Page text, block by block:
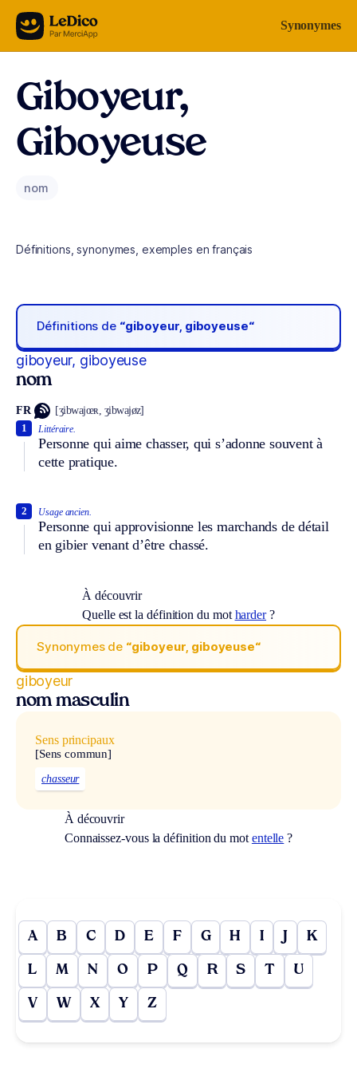
Aller au contenu Synonymes
Giboyeur,
Giboyeuse
nom
Définitions, synonymes, exemples en français
Définitions de “giboyeur, giboyeuse“
giboyeur, giboyeuse
nom
FR [ʒibwajœʀ, ʒibwajøz]
Littéraire.
Personne qui aime chasser, qui s’adonne souvent à
cette pratique.
1
Usage ancien.
Personne qui approvisionne les marchands de détail
en gibier venant d’être chassé.
2
À découvrir
Quelle est la définition du mot harder?
Synonymes de “giboyeur, giboyeuse“
giboyeur
nom masculin
Sens principaux
[Sens commun]
chasseur
À découvrir
Connaissez-vous la définition du mot entelle ?
A B C D E F G H I J K
L M N O P Q R S T U
V W X Y Z